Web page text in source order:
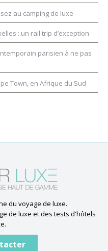
au camping de luxe
: un rail trip d’exception
parisien à ne pas
Town, en Afrique du Sud
du voyage de luxe.
de luxe et des tests d'hôtels